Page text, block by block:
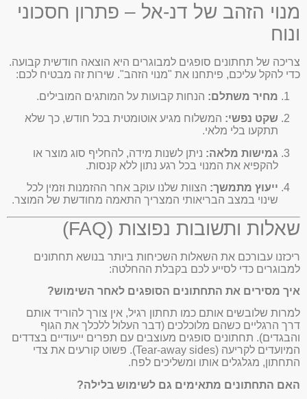
מנוי הזהב של דנ-אל – פתרון חסכוני
ונוח
צריכה של תחתונים סופגים למבוגרים היא הוצאה חודשית קבועה.
כדי להקל עליכם, פיתחנו את "מנוי הזהב". שירות זה מבטיח לכם:
מחיר משתלם: הנחות קבועות על המותגים המובילים.
שקט נפשי: המשלוח מגיע אוטומטית בכל חודש, כך שלא
תתקעו בלי מלאי.
גמישות מלאה: ניתן לשנות מידה, להחליף סוג מוצר או
להקפיא את המנוי בכל רגע נתון ללא קנסות.
ייעוץ מתמשך: הצוות שלנו עוקב אחר ההזמנות וזמין לכל
שינוי במצב הבריאותי המצריך התאמה מחודשת של המוצר.
שאלות ותשובות נפוצות (FAQ)
ריכזנו עבורכם את השאלות השכיחות ביותר בנושא תחתונים
למבוגרים כדי לסייע לכם בקבלת ההחלטה:
איך מסירים את התחתונים הסופגים לאחר השימוש?
למרות שלובשים אותם כמו תחתון רגיל, אין צורך להוריד אותם
דרך הרגליים כשהם מלוכלכים (דבר העלול ללכלך את הגוף
והבגדים). תחתונים סופגים מעוצבים עם תפרים ייעודיים בצדדים
המיועדים לקריעה (Tear-away sides). פשוט קורעים את צדי
התחתון, מגלגלים אותו ומשליכים לפח.
האם התחתונים מתאימים גם לשימוש בלילה?